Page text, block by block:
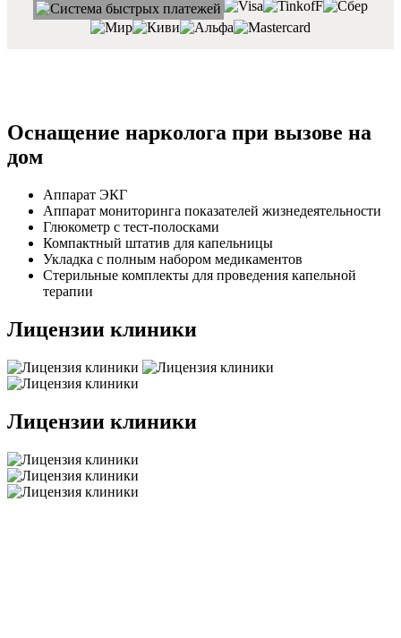
Оснащение нарколога при вызове на
дом
Аппарат ЭКГ
Аппарат мониторинга показателей жизнедеятельности
Глюкометр с тест-полосками
Компактный штатив для капельницы
Укладка с полным набором медикаментов
Стерильные комплекты для проведения капельной
терапии
Лицензии клиники
Лицензии клиники